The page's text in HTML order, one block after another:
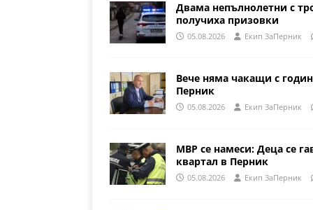
Двама непълнолетни с
получиха призовки
05.08.2026 Eкип ЗаПерник
Вече няма чакащи с
Перник
05.08.2026 Eкип ЗаПерник
МВР се намеси: Деца се
квартал в Перник
05.08.2026 Eкип ЗаПерник